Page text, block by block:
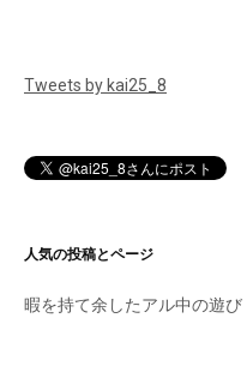
Tweets by kai25_8
人気の投稿とページ
暇を持て余したアル中の遊び